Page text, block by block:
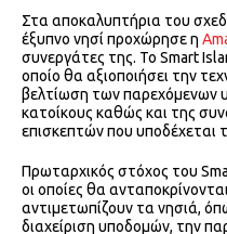
Στα αποκαλυπτήρια του
έξυπνο νησί προχώρησε η
συνεργάτες της. Το Smart
οποίο θα αξιοποιήσει την
βελτίωση των παρεχόμενων
κατοίκους καθώς και της
επισκεπτών που υποδέχεται
Πρωταρχικός στόχος του
οι οποίες θα
αντιμετωπίζουν τα νησιά,
διαχείριση υποδομών, την